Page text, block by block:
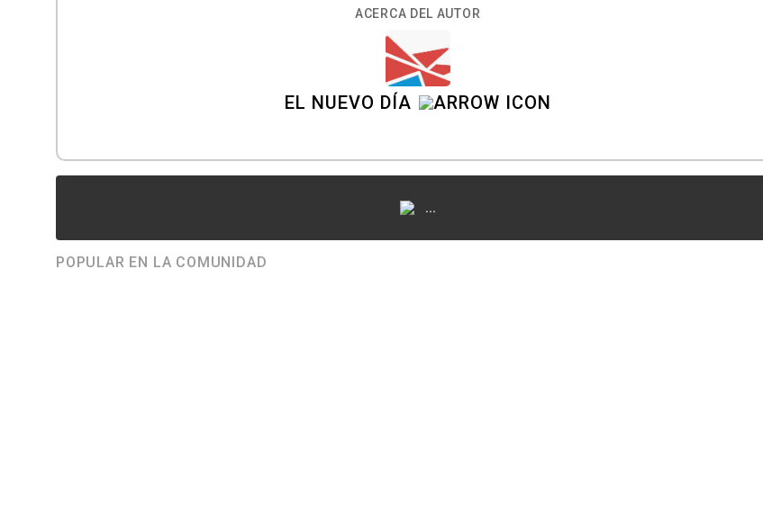
ACERCA DEL AUTOR
EL NUEVO DÍA
...
POPULAR EN LA COMUNIDAD